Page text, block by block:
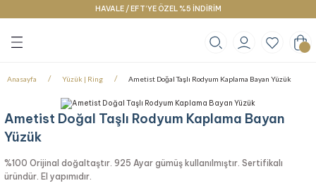
HAVALE / EFT’YE ÖZEL %5 İNDİRİM
Geri Dön
Geri Dön
Geri Dön
Anasayfa Yüzük | Ring Ametist Doğal Taşlı Rodyum Kaplama Bayan Yüzük
Ametist Doğal Taşlı Rodyum Kaplama Bayan
Yüzük
%100 Orijinal doğaltaştır. 925 Ayar gümüş kullanılmıştır. Sertifikalı
üründür. El yapımıdır.